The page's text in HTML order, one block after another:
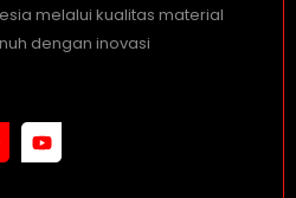
melalui kualitas material
dengan inovasi